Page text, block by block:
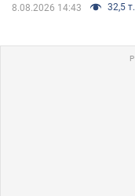
8.08.2026 14:43 32,5 т.